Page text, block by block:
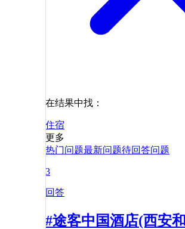
在结果中找：
住宿
更多
热门问题最新问题待回答问题
3
回答
#途客中国酒店(西安